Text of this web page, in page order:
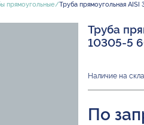
прямоугольные Труба прямоугольная
Труба
10305-5
Наличие на
По